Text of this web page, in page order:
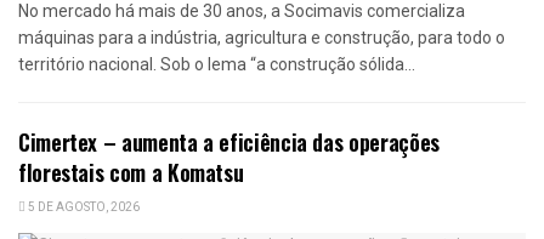
No mercado há mais de 30 anos, a Socimavis comercializa
máquinas para a indústria, agricultura e construção, para todo o
território nacional. Sob o lema “a construção sólida...
Cimertex – aumenta a eficiência das operações
florestais com a Komatsu
5 DE AGOSTO, 2026